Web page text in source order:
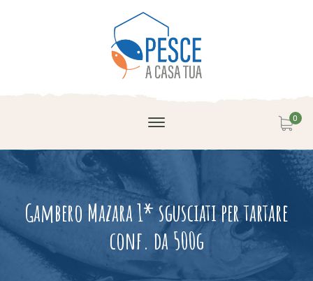
0
Gambero Mazara 1* sgusciati per tartare
conf. da 500g